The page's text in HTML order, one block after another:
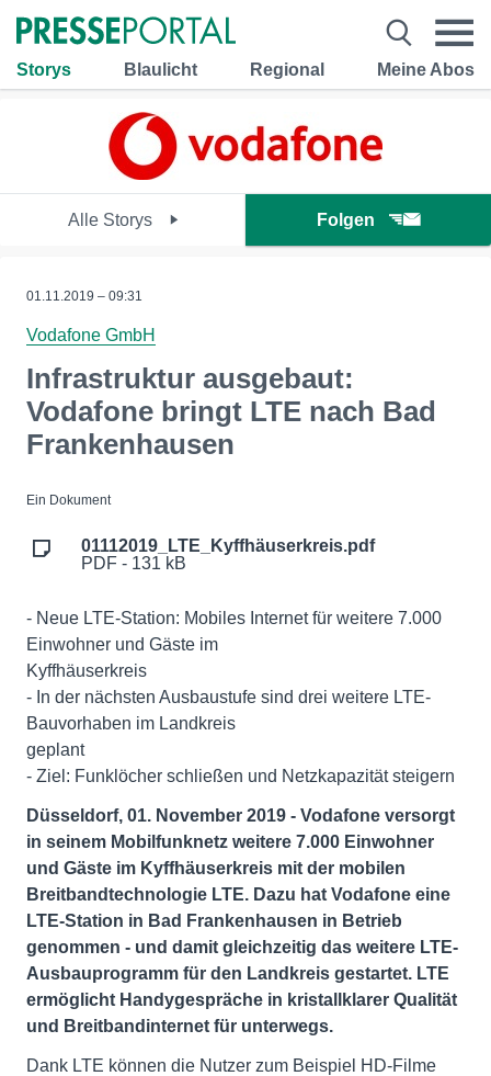
Storys Blaulicht Regional Meine Abos
Alle Storys Folgen
01.11.2019 – 09:31
Vodafone GmbH
Infrastruktur ausgebaut:
Vodafone bringt LTE nach Bad
Frankenhausen
Ein Dokument
01112019_LTE_Kyffhäuserkreis.pdf
PDF - 131 kB
- Neue LTE-Station: Mobiles Internet für weitere 7.000
Einwohner und Gäste im
Kyffhäuserkreis
- In der nächsten Ausbaustufe sind drei weitere LTE-
Bauvorhaben im Landkreis
geplant
- Ziel: Funklöcher schließen und Netzkapazität steigern
Düsseldorf, 01. November 2019 - Vodafone versorgt
in seinem Mobilfunknetz weitere 7.000 Einwohner
und Gäste im Kyffhäuserkreis mit der mobilen
Breitbandtechnologie LTE. Dazu hat Vodafone eine
LTE-Station in Bad Frankenhausen in Betrieb
genommen - und damit gleichzeitig das weitere LTE-
Ausbauprogramm für den Landkreis gestartet. LTE
ermöglicht Handygespräche in kristallklarer Qualität
und Breitbandinternet für unterwegs.
Dank LTE können die Nutzer zum Beispiel HD-Filme